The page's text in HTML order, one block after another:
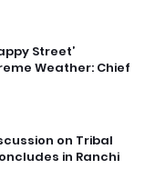
Street’
Weather: Chief
on Tribal
in Ranchi